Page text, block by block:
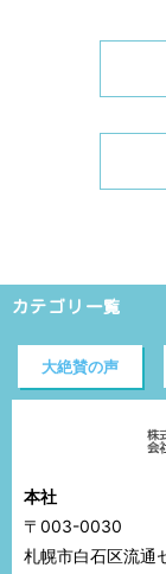
カテゴリ一覧
大絶賛の声
本社
〒003-0030
札幌市白石区流通